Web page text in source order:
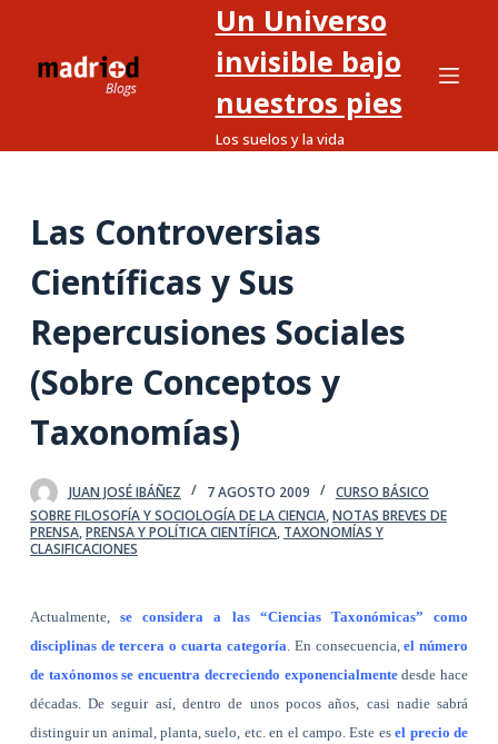
o
e
n
o
Un Universo
invisible bajo
nuestros pies
Los suelos y la vida
Las Controversias
Científicas y Sus
Repercusiones Sociales
(Sobre Conceptos y
Taxonomías)
JUAN JOSÉ IBÁÑEZ 7 AGOSTO 2009
CURSO BÁSICO
SOBRE FILOSOFÍA Y SOCIOLOGÍA DE LA CIENCIA,NOTAS BREVES DE
PRENSA,PRENSA Y POLÍTICA CIENTÍFICA, TAXONOMÍAS Y
CLASIFICACIONES
Actualmente,se considera a las “Ciencias Taxonómicas” como
disciplinas de tercera o cuarta categoría . En consecuencia,el número
de taxónomos se encuentra decreciendo exponencialmentedesde hace
décadas. De seguir así, dentro de unos pocos años, casi nadie sabrá
distinguir un animal, planta, suelo, etc. en el campo. Este esel precio de